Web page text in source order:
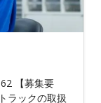
【募集要
ラックの取扱